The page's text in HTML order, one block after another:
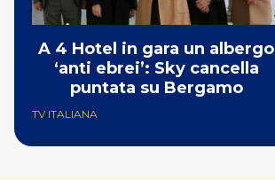
A 4 Hotel in gara un albergo
‘anti ebrei’: Sky cancella
puntata su Bergamo
TV ITALIANA